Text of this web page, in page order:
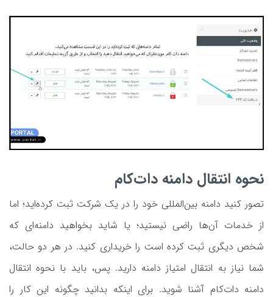
نحوه انتقال دامنه دات‌کام
تصور کنید دامنه بین‌المللی خود را در یک شرکت ثبت کرده‌اید؛ اما
از خدمات آن‌ها راضی نیستید؛ یا شاید بخواهید دامنه‌ای که
شخص دیگری ثبت کرده است را خریداری کنید. در هر دو حالت،
شما نیاز به انتقال امتیاز دامنه دارید. پس، باید با نحوه انتقال
دامنه دات‌کام آشنا شوید. برای اینکه بدانید چگونه این کار را